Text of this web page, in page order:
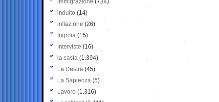
Immigrazione (734)
indulto (14)
inflazione (26)
Ingroia (15)
Interviste (16)
la casta (1.394)
La Destra (45)
La Sapienza (5)
Lavoro (1.316)